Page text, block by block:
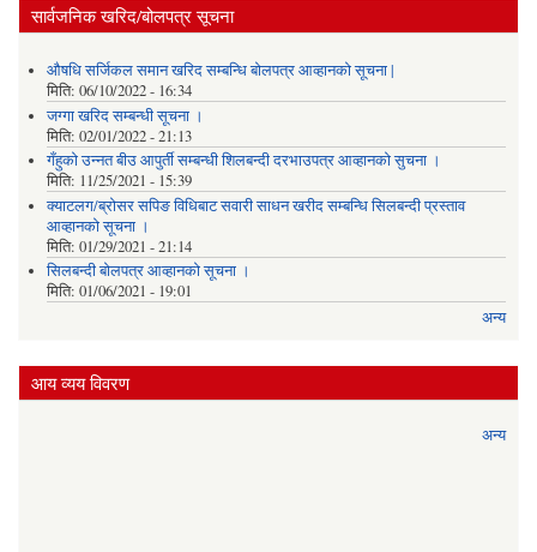
सार्वजनिक खरिद/बोलपत्र सूचना
औषधि सर्जिकल समान खरिद सम्बन्धि बोलपत्र आव्हानको सूचना |
मिति: 06/10/2022 - 16:34
जग्गा खरिद सम्बन्धी सूचना ।
मिति: 02/01/2022 - 21:13
गँहुकाे उन्नत बीउ आपुर्ती सम्बन्धी शिलबन्दी दरभाउपत्र आव्हानकाे सुचना ।
मिति: 11/25/2021 - 15:39
क्याटलग/ब्रोसर सपिङ विधिबाट सवारी साधन खरीद सम्बन्धि सिलबन्दी प्रस्ताव
आव्हानको सूचना ।
मिति: 01/29/2021 - 21:14
सिलबन्दी बोलपत्र आव्हानको सूचना ।
मिति: 01/06/2021 - 19:01
अन्य
आय व्यय विवरण
अन्य